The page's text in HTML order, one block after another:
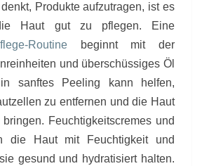
Produkte aufzutragen, ist es
Haut gut zu pflegen. Eine
Routinebeginnt mit der
und überschüssiges Öl
sanftes Peeling kann helfen,
zu entfernen und die Haut
Feuchtigkeitscremes und
die Haut mit Feuchtigkeit und
gesund und hydratisiert halten.